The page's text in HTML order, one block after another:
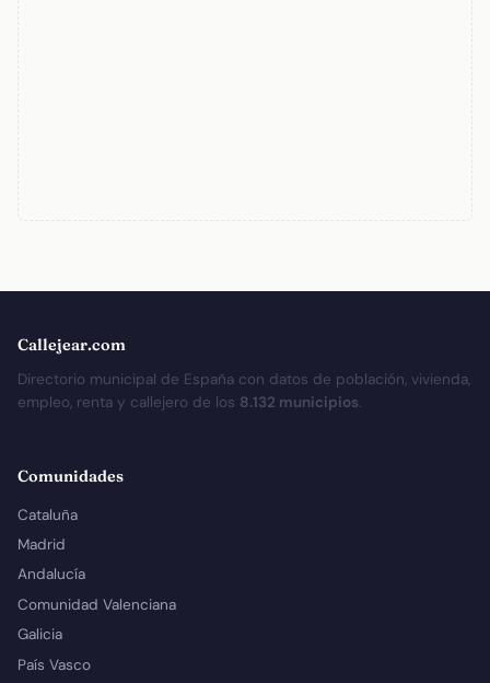
Callejear.com
Directorio municipal de España con datos de población, vivienda,
empleo, renta y callejero de los 8.132 municipios.
Comunidades
Cataluña
Madrid
Andalucía
Comunidad Valenciana
Galicia
País Vasco